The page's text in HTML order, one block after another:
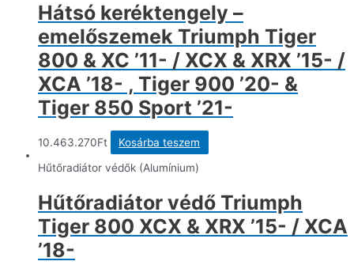
Hátsó keréktengely –
emelőszemek Triumph Tiger
800 & XC ’11- / XCX & XRX ’15- /
XCA ’18- , Tiger 900 ’20- &
Tiger 850 Sport ’21-
10.463.270Ft
Kosárba teszem
Hűtőradiátor védők (Alumínium)
Hűtőradiátor védő Triumph
Tiger 800 XCX & XRX ’15- / XCA
’18-